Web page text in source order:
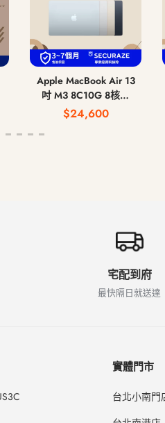
Apple MacBook Air 13
吋 M3 8C10G 8核心
CPU 10核心GPU 8G 記
$24,600
宅配到府
最快隔日就送達
實體門市
台北小南門